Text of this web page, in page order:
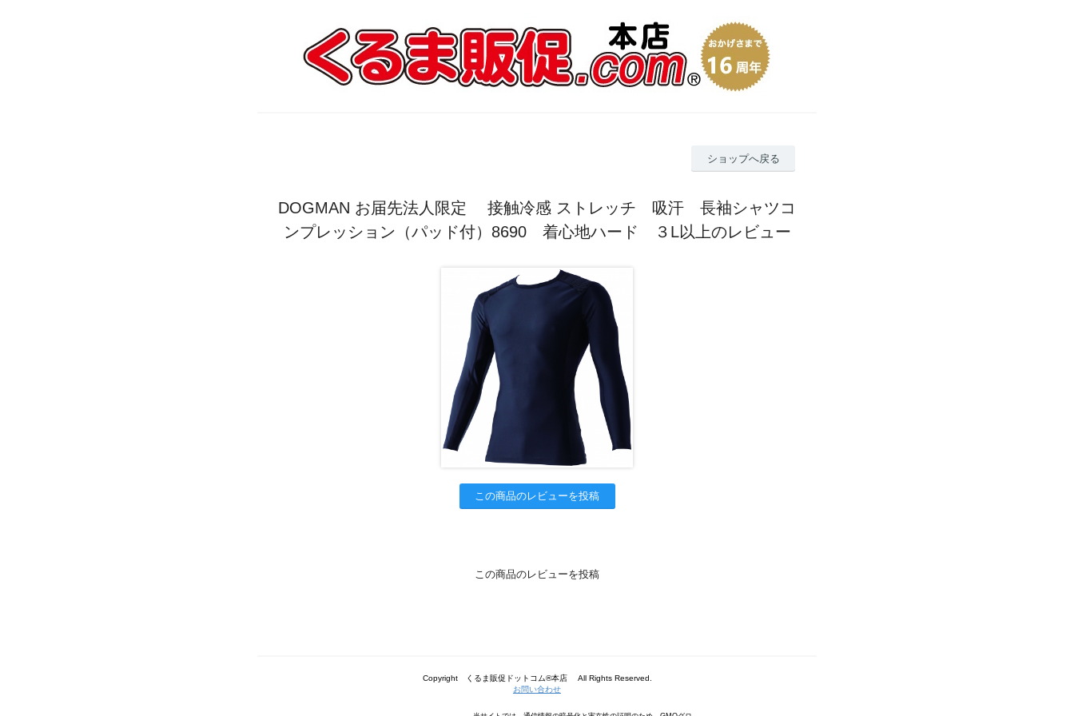
ショップへ戻る
DOGMAN お届先法人限定 接触冷感 ストレッチ 吸汗 長袖シャツコ
ンプレッション（パッド付）8690 着心地ハード ３L以上のレビュー
この商品のレビューを投稿
この商品のレビューを投稿
Copyright くるま販促ドットコム®本店 All Rights Reserved.
お問い合わせ